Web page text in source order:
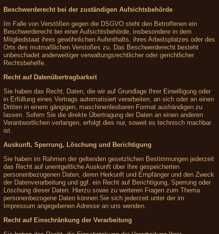
Beschwerderecht bei der zuständigen Aufsichtsbehörde
Im Falle von Verstößen gegen die DSGVO steht den Betroffenen ein
Beschwerderecht bei einer Aufsichtsbehörde, insbesondere in dem
Mitgliedstaat ihres gewöhnlichen Aufenthalts, ihres Arbeitsplatzes oder des
Orts des mutmaßlichen Verstoßes zu. Das Beschwerderecht besteht
unbeschadet anderweitiger verwaltungsrechtlicher oder gerichtlicher
Rechtsbehelfe.
Recht auf Datenübertragbarkeit
Sie haben das Recht, Daten, die wir auf Grundlage Ihrer Einwilligung oder
in Erfüllung eines Vertrags automatisiert verarbeiten, an sich oder an einen
Dritten in einem gängigen, maschinenlesbaren Format aushändigen zu
lassen. Sofern Sie die direkte Übertragung der Daten an einen anderen
Verantwortlichen verlangen, erfolgt dies nur, soweit es technisch machbar
ist.
Auskunft, Sperrung, Löschung und Berichtigung
Sie haben im Rahmen der geltenden gesetzlichen Bestimmungen jederzeit
das Recht auf unentgeltliche Auskunft über Ihre gespeicherten
personenbezogenen Daten, deren Herkunft und Empfänger und den Zweck
der Datenverarbeitung und ggf. ein Recht auf Berichtigung, Sperrung oder
Löschung dieser Daten. Hierzu sowie zu weiteren Fragen zum Thema
personenbezogene Daten können Sie sich jederzeit unter der im
Impressum angegebenen Adresse an uns wenden.
Recht auf Einschränkung der Verarbeitung